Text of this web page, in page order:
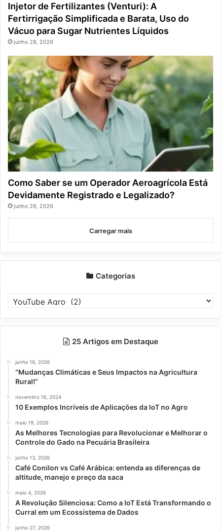
Injetor de Fertilizantes (Venturi): A
Fertirrigação Simplificada e Barata, Uso do
Vácuo para Sugar Nutrientes Líquidos
junho 28, 2026
Como Saber se um Operador Aeroagrícola Está
Devidamente Registrado e Legalizado?
junho 28, 2026
Carregar mais
Categorias
Categorias
25 Artigos em Destaque
junho 16, 2026
“Mudanças Climáticas e Seus Impactos na Agricultura
Rural!”
novembro 16, 2024
10 Exemplos Incríveis de Aplicações da IoT no Agro
maio 19, 2026
As Melhores Tecnologias para Revolucionar e Melhorar o
Controle do Gado na Pecuária Brasileira
junho 13, 2026
Café Conilon vs Café Arábica: entenda as diferenças de
altitude, manejo e preço da saca
maio 4, 2026
A Revolução Silenciosa: Como a IoT Está Transformando o
Curral em um Ecossistema de Dados
junho 27, 2026